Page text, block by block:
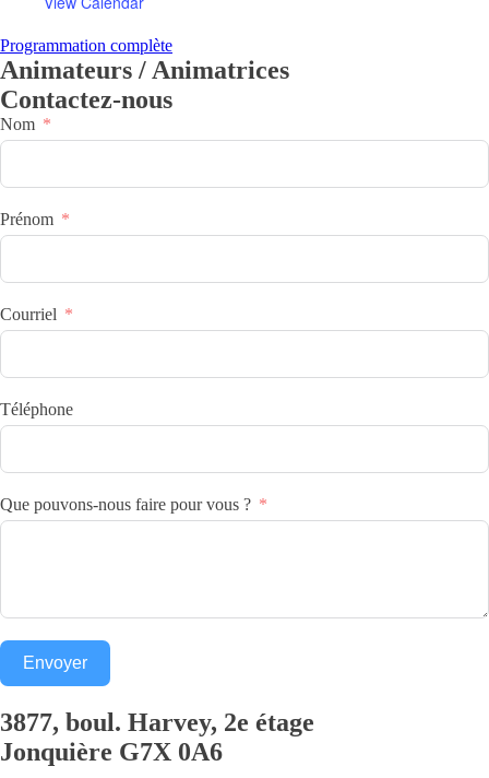
Programmation complète
Animateurs / Animatrices
Contactez-nous
Nom
Prénom
Courriel
Téléphone
Que pouvons-nous faire pour vous ?
Envoyer
3877, boul. Harvey, 2e étage
Jonquière G7X 0A6